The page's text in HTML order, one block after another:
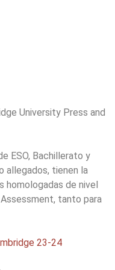
University Press and
ESO, Bachillerato y
allegados, tienen la
homologadas de nivel
tanto para
23-24